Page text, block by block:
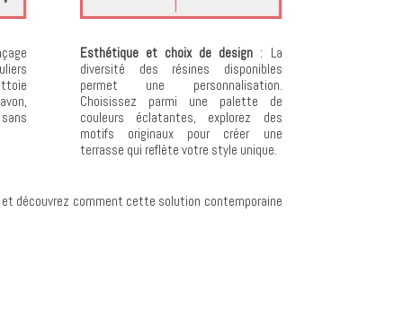
Esthétique et choix de design : La
diversité des résines disponibles
permet une personnalisation.
Choisissez parmi une palette de
couleurs éclatantes, explorez des
motifs originaux pour créer une
terrasse qui reflète votre style unique.
découvrez comment cette solution contemporaine